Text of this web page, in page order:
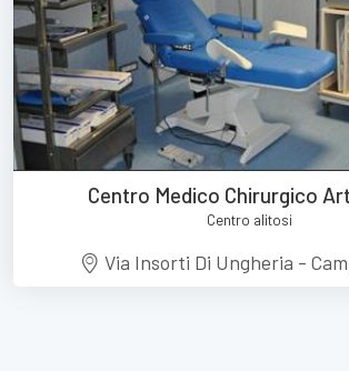
Centro Medico Chirurgico
Centro alitosi
Via Insorti Di Ungheria -